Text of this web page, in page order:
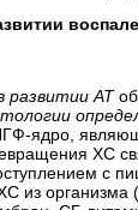
развитии АТ
ядро,
ХС
с
из организма